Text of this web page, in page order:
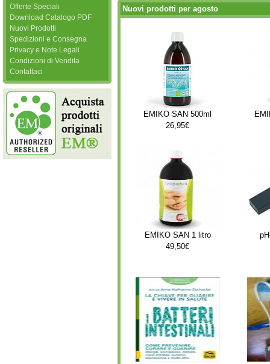
Nuovi prodotti per agosto
EMIKO SAN 500ml
26,95€
EMIKO SAN 1 litro
49,50€
Offerte Speciali
Download Catalogo PDF
Nuovi Prodotti
Spedizioni e Consegna
Privacy e Note Legali
Condizioni di Vendita
Contattaci